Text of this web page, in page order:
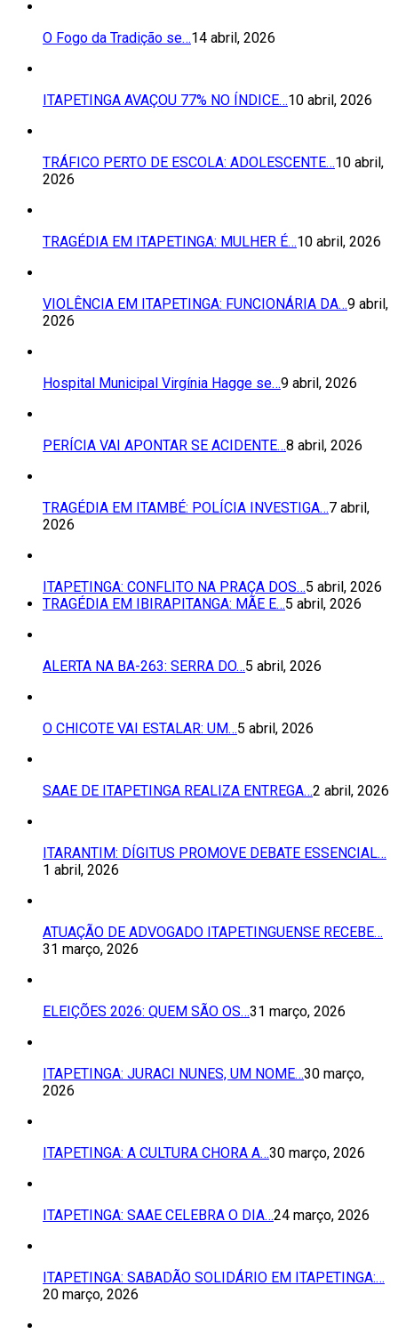
O Fogo da Tradição se…14 abril, 2026
ITAPETINGA AVAÇOU 77% NO ÍNDICE…10 abril, 2026
TRÁFICO PERTO DE ESCOLA: ADOLESCENTE…10 abril,
2026
TRAGÉDIA EM ITAPETINGA: MULHER É…10 abril, 2026
VIOLÊNCIA EM ITAPETINGA: FUNCIONÁRIA DA…9 abril,
2026
Hospital Municipal Virgínia Hagge se…9 abril, 2026
PERÍCIA VAI APONTAR SE ACIDENTE…8 abril, 2026
TRAGÉDIA EM ITAMBÉ: POLÍCIA INVESTIGA…7 abril,
2026
ITAPETINGA: CONFLITO NA PRAÇA DOS…5 abril, 2026
TRAGÉDIA EM IBIRAPITANGA: MÃE E…5 abril, 2026
ALERTA NA BA-263: SERRA DO…5 abril, 2026
O CHICOTE VAI ESTALAR: UM…5 abril, 2026
SAAE DE ITAPETINGA REALIZA ENTREGA…2 abril, 2026
ITARANTIM: DÍGITUS PROMOVE DEBATE ESSENCIAL…
1 abril, 2026
ATUAÇÃO DE ADVOGADO ITAPETINGUENSE RECEBE…
31 março, 2026
ELEIÇÕES 2026: QUEM SÃO OS…31 março, 2026
ITAPETINGA: JURACI NUNES, UM NOME…30 março,
2026
ITAPETINGA: A CULTURA CHORA A…30 março, 2026
ITAPETINGA: SAAE CELEBRA O DIA…24 março, 2026
ITAPETINGA: SABADÃO SOLIDÁRIO EM ITAPETINGA:…
20 março, 2026